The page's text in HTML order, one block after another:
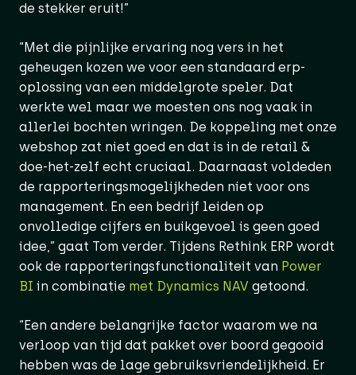
de stekker eruit!”
“Met die pijnlijke ervaring nog vers in het
geheugen kozen we voor een standaard erp-
oplossing van een middelgrote speler. Dat
werkte wel maar we moesten ons nog vaak in
allerlei bochten wringen. De koppeling met onze
webshop zat niet goed en dat is in de retail &
doe-het-zelf echt cruciaal. Daarnaast voldeden
de rapporteringsmogelijkheden niet voor ons
management. En een bedrijf leiden op
onvolledige cijfers en buikgevoel is geen goed
idee,” gaat Tom verder. Tijdens Rethink ERP wordt
ook de rapporteringsfunctionaliteit van Power
BI in combinatie met Dynamics NAV getoond.
“Een andere belangrijke factor waarom we na
verloop van tijd dat pakket over boord gegooid
hebben was de lage gebruiksvriendelijkheid. Er